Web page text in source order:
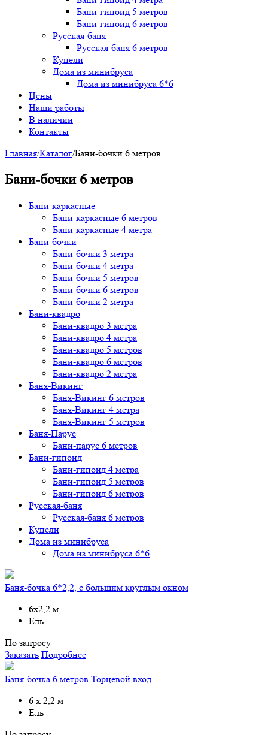
Бани-гипоид 5 метров
Бани-гипоид 6 метров
Русская-баня
Русская-баня 6 метров
Купели
Дома из минибруса
Дома из минибруса 6*6
Цены
Наши работы
В наличии
Контакты
Главная/Каталог/Бани-бочки 6 метров
Бани-бочки 6 метров
Бани-каркасные
Бани-каркасные 6 метров
Бани-каркасные 4 метра
Бани-бочки
Бани-бочки 3 метра
Бани-бочки 4 метра
Бани-бочки 5 метров
Бани-бочки 6 метров
Бани-бочки 2 метра
Бани-квадро
Бани-квадро 3 метра
Бани-квадро 4 метра
Бани-квадро 5 метров
Бани-квадро 6 метров
Бани-квадро 2 метра
Баня-Викинг
Баня-Викинг 6 метров
Баня-Викинг 4 метра
Баня-Викинг 5 метров
Баня-Парус
Бани-парус 6 метров
Бани-гипоид
Бани-гипоид 4 метра
Бани-гипоид 5 метров
Бани-гипоид 6 метров
Русская-баня
Русская-баня 6 метров
Купели
Дома из минибруса
Дома из минибруса 6*6
Баня-бочка 6*2,2, с большим круглым окном
6х2,2 м
Ель
По запросу
Заказать Подробнее
Баня-бочка 6 метров Торцевой вход
6 х 2,2 м
Ель